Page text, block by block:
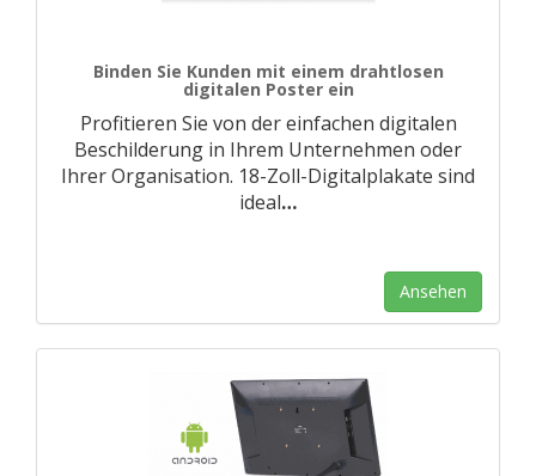
Binden Sie Kunden mit einem drahtlosen
digitalen Poster ein
Profitieren Sie von der einfachen digitalen
Beschilderung in Ihrem Unternehmen oder
Ihrer Organisation. 18-Zoll-Digitalplakate sind
ideal…
Ansehen